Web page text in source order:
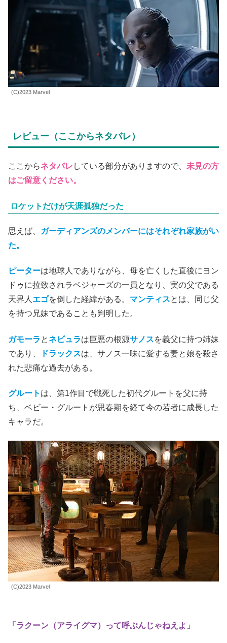
(C)2023 Marvel
レビュー（ここからネタバレ）
ここからネタバレ している部分がありますので、 未見の方
はご留意ください。
ロケットだけが天涯孤独だった
思えば、
ガーディアンズのメンバーにはそれぞれ家族がい
た。
ピーターは地球人でありながら、母を亡くした直後にヨン
ドゥに拉致されラベジャーズの一員となり、実の父である
天界人 エゴを倒した経緯がある。 マンティスとは、同じ父
を持つ兄妹であることも判明した。
ガモーラ とネビュラは巨悪の根源サノスを義父に持つ姉妹
であり、
ドラックスは、サノス一味に愛する妻と娘を殺さ
れた悲痛な過去がある。
グルート は、第1作目で戦死した初代グルートを父に持
ち、ベビー・グルートが思春期を経て今の若者に成長した
キャラだ。
(C)2023 Marvel
「ラクーン（アライグマ）って呼ぶんじゃねえよ」